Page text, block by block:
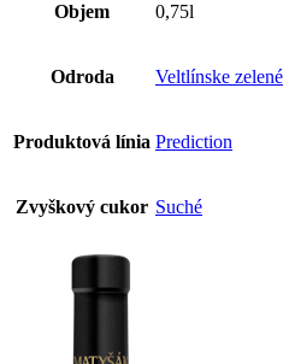
Objem 0,75l
Odroda Veltlínske zelené
Produktová línia Prediction
Zvyškový cukor Suché